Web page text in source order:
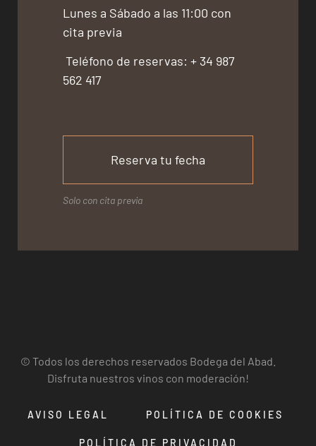
Lunes a Sábado a las 11:00 con
cita previa
Teléfono de reservas: + 34 987
562 417
Reserva tu fecha
Solo con cita previa
© Todos los derechos reservados Bodega del Abad.
Disfruta nuestros vinos con moderación!
AVISO LEGAL POLÍTICA DE COOKIES
POLÍTICA DE PRIVACIDAD